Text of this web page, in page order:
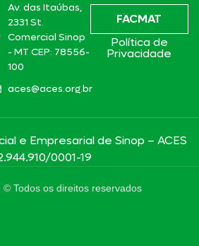
Av. das Itaúbas,
2331 St.
Comercial Sinop
- MT CEP: 78556-
100
aces@aces.org.br
FACMAT
Política de
Privacidade
e Empresarial de Sinop – ACES
0001-19
© Todos os direitos reservados